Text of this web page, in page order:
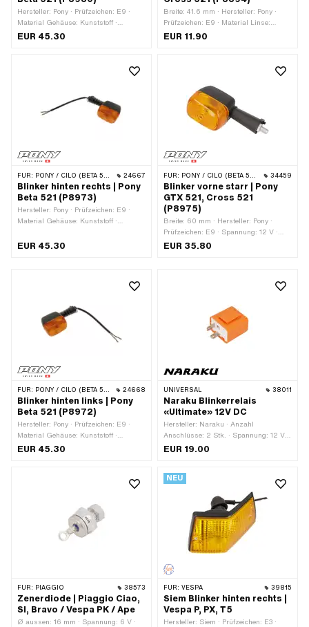
Hersteller: Pony · Prüfzeichen: E9 ·
Material Gehäuse: Kunststoff ·
Material Linse: Kunststoff · Farbe:
EUR 45.30
Breite: 41.6 mm · Hersteller: Pony ·
Prüfzeichen: E9 · Material Linse:
Kunststoff · Farbe: orange ·
EUR 11.90
FÜR: PONY / CILO (BETA 521 & 512) 24667
Blinker hinten rechts | Pony
Beta 521 (P8973)
Hersteller: Pony · Prüfzeichen: E9 ·
Material Gehäuse: Kunststoff ·
orange · Farbe: schwarz · Spannung:
EUR 45.30
FÜR: PONY / CILO (BETA 521 & 512) 34459
Blinker vorne starr | Pony
GTX 521, Cross 521
(P8975)
Breite: 60 mm · Hersteller: Pony ·
Prüfzeichen: E9 · Spannung: 12 V ·
Material Gehäuse: Kunststoff ·
M7x1 (Standardgewinde) · Höhe: 41.5
EUR 35.80
FÜR: PONY / CILO (BETA 521 & 512) 24668
Blinker hinten links | Pony
Beta 521 (P8972)
Hersteller: Pony · Prüfzeichen: E9 ·
Material Gehäuse: Kunststoff ·
Material Linse: Kunststoff · Farbe:
EUR 45.30
UNIVERSAL 38011
Naraku Blinkerrelais
«Ultimate» 12V DC
Hersteller: Naraku · Anzahl
Anschlüsse: 2 Stk. · Spannung: 12 V ·
Gesamtlänge: 34.6 mm ·
Befestigungspunkte: 1 Stk. ·
Befestigungsart: Steckverbindung
EUR 19.00
FÜR: PIAGGIO 38573
Zenerdiode | Piaggio Ciao,
SI, Bravo / Vespa PK / Ape
Ø aussen: 16 mm · Spannung: 6 V ·
NEU
FÜR: VESPA 39815
Siem Blinker hinten rechts |
Vespa P, PX, T5
Hersteller: Siem · Prüfzeichen: E3 ·